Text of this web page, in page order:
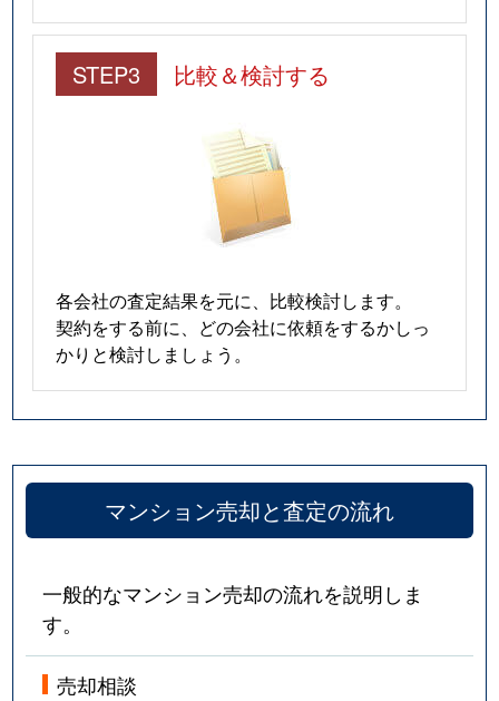
STEP3 比較＆検討する
各会社の査定結果を元に、比較検討します。
契約をする前に、どの会社に依頼をするかしっ
かりと検討しましょう。
マンション売却と査定の流れ
一般的なマンション売却の流れを説明しま
す。
売却相談